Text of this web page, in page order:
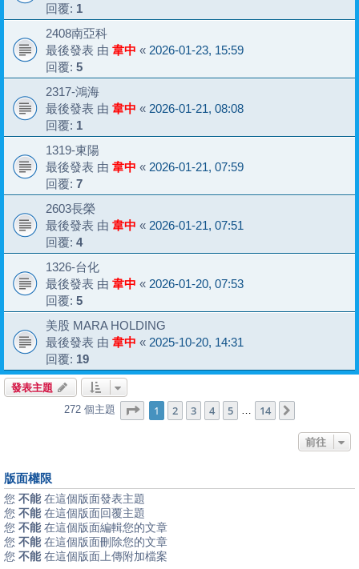
回覆: 1
2408南亞科
最後發表 由 韋中 « 2026-01-23, 15:59
回覆: 5
2317-鴻海
最後發表 由 韋中 « 2026-01-21, 08:08
回覆: 1
1319-東陽
最後發表 由 韋中 « 2026-01-21, 07:59
回覆: 7
2603長榮
最後發表 由 韋中 « 2026-01-21, 07:51
回覆: 4
1326-台化
最後發表 由 韋中 « 2026-01-20, 07:53
回覆: 5
美股 MARA HOLDING
最後發表 由 韋中 « 2025-10-20, 14:31
回覆: 19
發表主題
272 個主題 1 頁 (共 14 頁)
1 2 3 4 5 … 14
前往
版面權限
您 不能在這個版面發表主題
您 不能在這個版面回覆主題
您 不能在這個版面編輯您的文章
您 不能在這個版面刪除您的文章
您 不能在這個版面上傳附加檔案